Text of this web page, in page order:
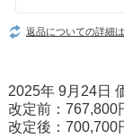
返品についての詳細
2025年 9月24日
改定前：767,800
改定後：700,700